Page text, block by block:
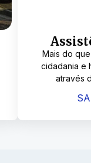
Mais do
cidadania e
através